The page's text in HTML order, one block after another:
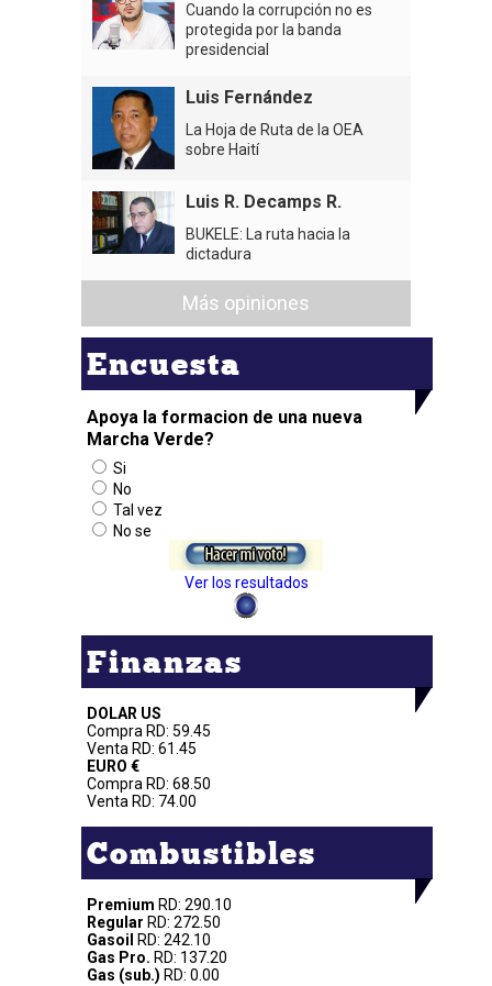
Cuando la corrupción no es
protegida por la banda
presidencial
Luis Fernández
La Hoja de Ruta de la OEA
sobre Haití
Luis R. Decamps R.
BUKELE: La ruta hacia la
dictadura
Más opiniones
Encuesta
Apoya la formacion de una nueva
Marcha Verde?
Si
No
Tal vez
No se
Ver los resultados
Finanzas
DOLAR US
Compra RD: 59.45
Venta RD: 61.45
EURO €
Compra RD: 68.50
Venta RD: 74.00
Combustibles
Premium RD: 290.10
Regular RD: 272.50
Gasoil
RD: 242.10
Gas Pro. RD: 137.20
Gas (sub.) RD: 0.00